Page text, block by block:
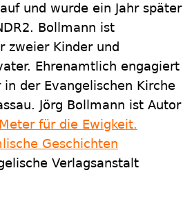
und wurde ein Jahr später
Bollmann ist
zweier Kinder und
Ehrenamtlich engagiert
der Evangelischen Kirche
Jörg Bollmann ist Autor
für die Ewigkeit.
Geschichten
Verlagsanstalt